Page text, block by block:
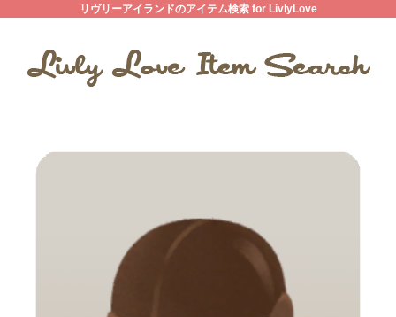
リヴリーアイランドのアイテム検索 for LivlyLove